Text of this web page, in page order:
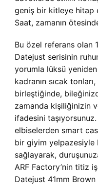
geniş bir kitleye hitap
Saat, zamanın
Bu özel referans olan
Datejust serisinin
yorumla lüksü
kadranın sıcak
birleştiğinde,
zamanda kişiliğinizin
ifadesini
elbiselerden smart
bir giyim yelpazesiyle
sağlayarak,
ARF Factory’nin titiz
Datejust 41mm